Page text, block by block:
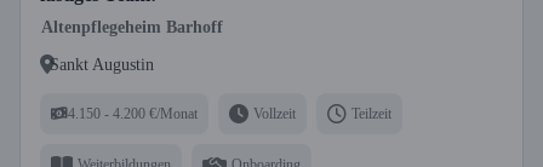
Altenpflegeheim Barhoff
Sankt Augustin
4.150 - 4.200 €/Monat Vollzeit Teilzeit